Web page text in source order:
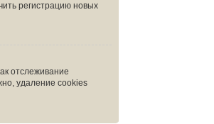
регистрацию новых
отслеживание
удаление cookies